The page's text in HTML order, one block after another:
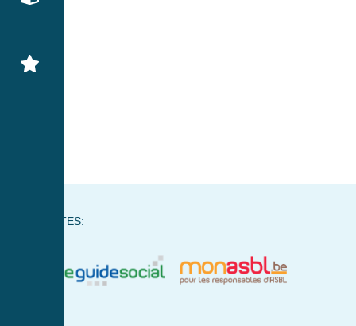
NOS SITES: